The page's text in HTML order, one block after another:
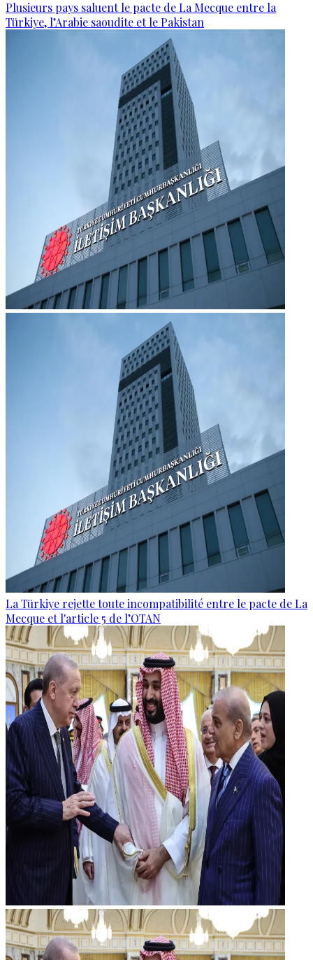
Plusieurs pays saluent le pacte de La Mecque entre la
Türkiye, l’Arabie saoudite et le Pakistan
La Türkiye rejette toute incompatibilité entre le pacte de La
Mecque et l'article 5 de l’OTAN